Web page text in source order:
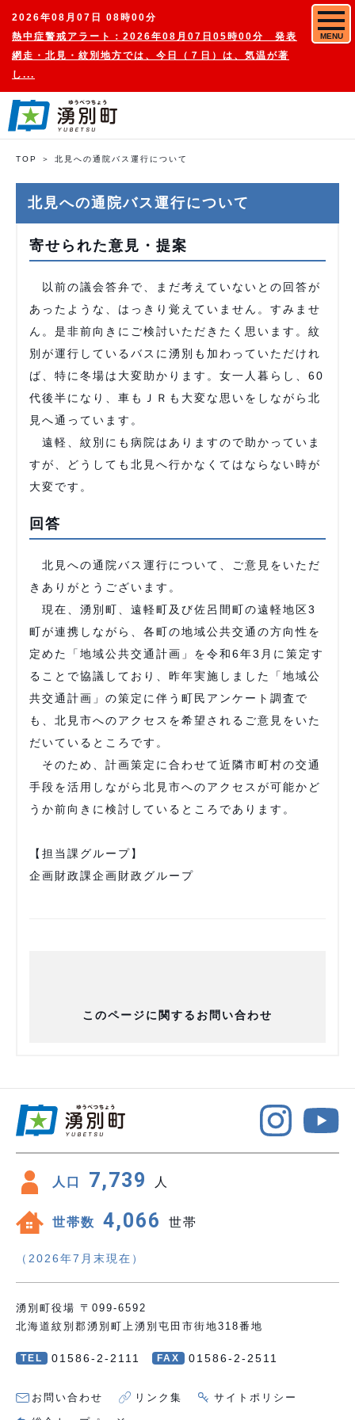
2026年08月07日 08時00分
熱中症警戒アラート：2026年08月07日05時00分 発表
網走・北見・紋別地方では、今日（７日）は、気温が著
し...
MENU
TOP 北見への通院バス運行について
北見への通院バス運行について
寄せられた意見・提案
以前の議会答弁で、まだ考えていないとの回答が
あったような、はっきり覚えていません。すみませ
ん。是非前向きにご検討いただきたく思います。紋
別が運行しているバスに湧別も加わっていただけれ
ば、特に冬場は大変助かります。女一人暮らし、60
代後半になり、車もＪＲも大変な思いをしながら北
見へ通っています。
遠軽、紋別にも病院はありますので助かっていま
すが、どうしても北見へ行かなくてはならない時が
大変です。
回答
北見への通院バス運行について、ご意見をいただ
きありがとうございます。
現在、湧別町、遠軽町及び佐呂間町の遠軽地区3
町が連携しながら、各町の地域公共交通の方向性を
定めた「地域公共交通計画」を令和6年3月に策定す
ることで協議しており、昨年実施しました「地域公
共交通計画」の策定に伴う町民アンケート調査で
も、北見市へのアクセスを希望されるご意見をいた
だいているところです。
そのため、計画策定に合わせて近隣市町村の交通
手段を活用しながら北見市へのアクセスが可能かど
うか前向きに検討しているところであります。
【担当課グループ】
企画財政課企画財政グループ
このページに関するお問い合わせ
人口 7,739 人
世帯数 4,066 世帯
（2026年7月末現在）
湧別町役場 〒099-6592
北海道紋別郡湧別町上湧別屯田市街地318番地
TEL 01586-2-2111 FAX 01586-2-2511
お問い合わせ リンク集 サイトポリシー